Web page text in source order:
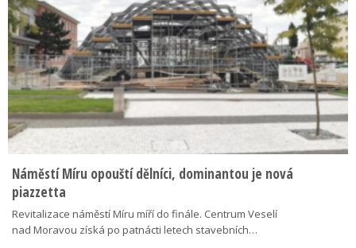
Náměstí Míru opouští dělníci, dominantou je nová
piazzetta
Revitalizace náměstí Míru míří do finále. Centrum Veselí
nad Moravou získá po patnácti letech stavebních…